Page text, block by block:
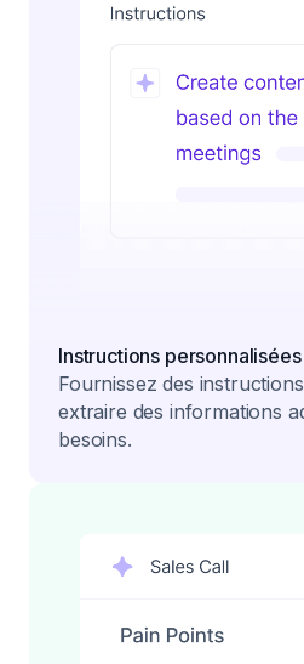
Instructions personnalisées
Fournissez des
extraire des informations
besoins.